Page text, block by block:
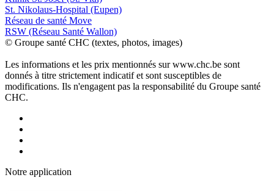
St. Nikolaus-Hospital (Eupen)
Réseau de santé Move
RSW (Réseau Santé Wallon)
© Groupe santé CHC (textes, photos, images)
Les informations et les prix mentionnés sur www.chc.be sont
donnés à titre strictement indicatif et sont susceptibles de
modifications. Ils n'engagent pas la responsabilité du Groupe santé
CHC.
Notre application